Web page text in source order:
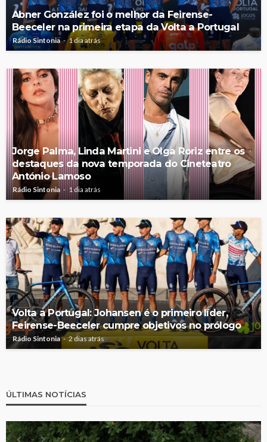
Abner González foi o melhor da Feirense-
Beeceler na primeira etapa da Volta a Portugal
Rádio Sintonia 1 dia atrás
Jorge Palma, Linda Martini e Olga Roriz entre os
destaques da nova temporada do Cineteatro
António Lamoso
Rádio Sintonia 1 dia atrás
Volta a Portugal: Johansen é o primeiro líder,
Feirense-Beeceler cumpre objetivos no prólogo
Rádio Sintonia 2 dias atrás
ÚLTIMAS NOTÍCIAS